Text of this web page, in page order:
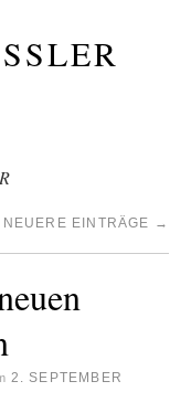
NEUERE EINTRÄGE →
2. SEPTEMBER